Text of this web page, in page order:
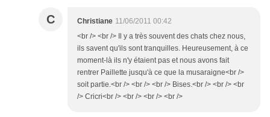
C Christiane 11/06/2011 00:42
<br /> <br /> Il y a très souvent des chats chez nous,
ils savent qu'ils sont tranquilles. Heureusement, à ce
moment-là ils n'y étaient pas et nous avons fait
rentrer Paillette jusqu'à ce que la musaraigne<br />
soit partie.<br /> <br /> <br /> Bises.<br /> <br /> <br
/> Cricri<br /> <br /> <br /> <br />